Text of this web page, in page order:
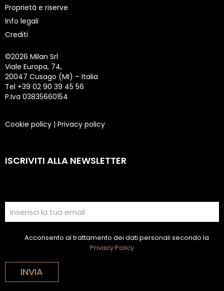
Proprietà e riserve
Info legali
Crediti
©2026 Milan Srl
Viale Europa, 74,
20047 Cusago (MI) – Italia
Tel +39 02 90 39 45 56
P.Iva 03835660154
Cookie policy | Privacy policy
ISCRIVITI ALLA NEWSLETTER
Acconsento al trattamento dei dati personali secondo la
Privacy Policy
INVIA